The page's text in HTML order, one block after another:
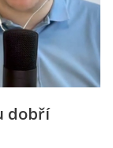
dobří